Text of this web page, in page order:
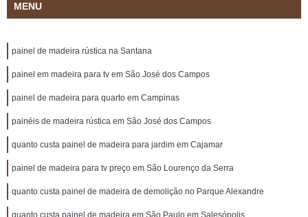
MENU
painel de madeira rústica na Santana
painel em madeira para tv em São José dos Campos
painel de madeira para quarto em Campinas
painéis de madeira rústica em São José dos Campos
quanto custa painel de madeira para jardim em Cajamar
painel de madeira para tv preço em São Lourenço da Serra
quanto custa painel de madeira de demolição no Parque Alexandre
quanto custa painel de madeira em São Paulo em Salesópolis